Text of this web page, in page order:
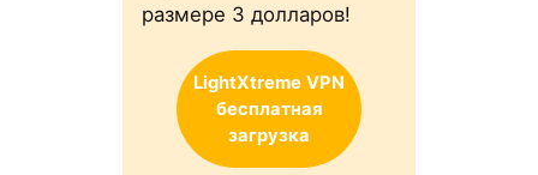
размере 3 долларов!
LightXtreme VPN
бесплатная
загрузка